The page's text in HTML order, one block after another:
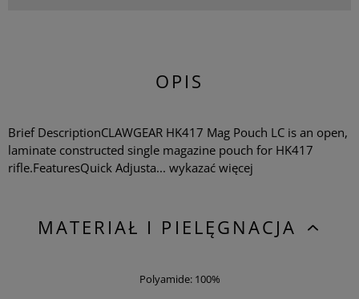
OPIS
Brief DescriptionCLAWGEAR HK417 Mag Pouch LC is an open,
laminate constructed single magazine pouch for HK417
rifle.FeaturesQuick Adjusta... wykazać więcej
MATERIAŁ I PIELĘGNACJA
Polyamide: 100%